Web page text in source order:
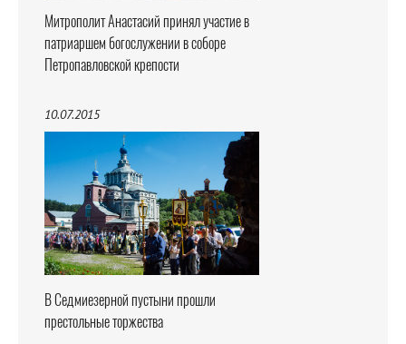
Митрополит Анастасий принял участие в
патриаршем богослужении в соборе
Петропавловской крепости
10.07.2015
В Седмиезерной пустыни прошли
престольные торжества